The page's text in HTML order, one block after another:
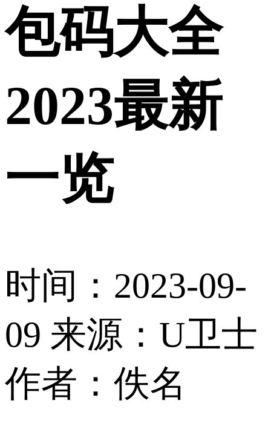
包码大全
2023最新
一览
时间：2023-09-
09 来源：U卫士
作者：佚名